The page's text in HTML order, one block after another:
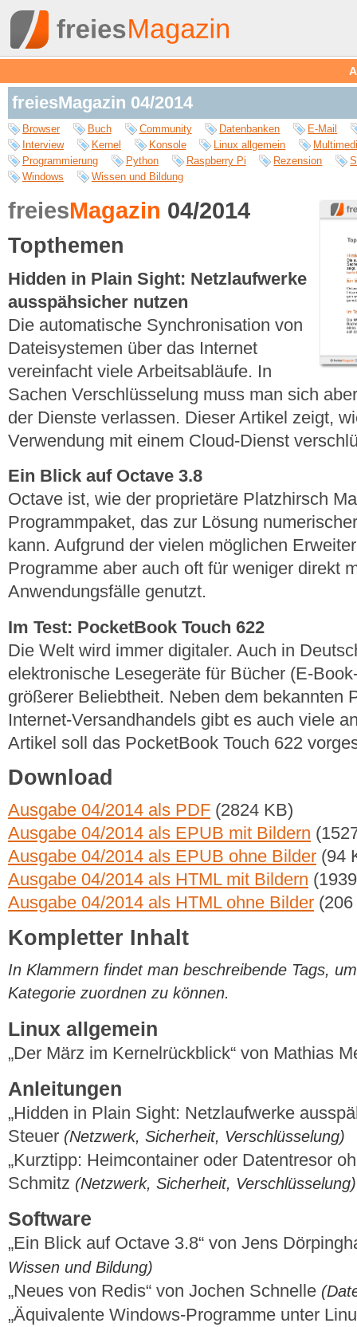
freiesMagazin 04/2014
Browser Buch Community Datenbanken
E-Mail
Interview
Kernel Konsole Linux allgemein
Programmierung
Python Raspberry Pi Rezension
Windows
Wissen und Bildung
freiesMagazin 04/2014
Topthemen
Hidden in Plain Sight: Netzlaufwerke
ausspähsicher nutzen
Die automatische Synchronisation von
Dateisystemen über das Internet
vereinfacht viele Arbeitsabläufe. In
Sachen Verschlüsselung muss man sich
der Dienste verlassen. Dieser Artikel zeigt,
Verwendung mit einem Cloud-Dienst
Ein Blick auf Octave 3.8
Octave ist, wie der proprietäre Platzhirsch
Programmpaket, das zur Lösung
kann. Aufgrund der vielen möglichen
Programme aber auch oft für weniger direkt
Anwendungsfälle genutzt.
Im Test: PocketBook Touch 622
Die Welt wird immer digitaler. Auch in
elektronische Lesegeräte für Bücher (E-
größerer Beliebtheit. Neben dem bekannten
Internet-Versandhandels gibt es auch viele
Artikel soll das PocketBook Touch 622
Download
Ausgabe 04/2014 als PDF (2824 KB)
Ausgabe 04/2014 als EPUB mit Bildern
Ausgabe 04/2014 als EPUB ohne Bilder (94
Ausgabe 04/2014 als HTML mit Bildern
Ausgabe 04/2014 als HTML ohne Bilder
Kompletter Inhalt
In Klammern findet man beschreibende Tags,
Kategorie zuordnen zu können.
Linux allgemein
„Der März im Kernelrückblick“ von Mathias
Anleitungen
„Hidden in Plain Sight: Netzlaufwerke
Steuer (Netzwerk, Sicherheit, Verschlüsselung)
„Kurztipp: Heimcontainer oder Datentresor
Schmitz (Netzwerk, Sicherheit, Verschlüsselung)
Software
„Ein Blick auf Octave 3.8“ von Jens
Wissen und Bildung)
„Neues von Redis“ von Jochen Schnelle
„Äquivalente Windows-Programme unter